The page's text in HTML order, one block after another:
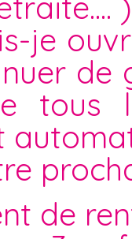
je
de
tous
de